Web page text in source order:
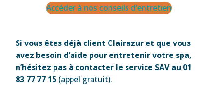
Accéder à nos conseils d’entretien
Si vous êtes déjà client Clairazur et que vous
avez besoin d’aide pour entretenir votre spa,
n’hésitez pas à contacter le service SAV au 01
83 77 77 15 (appel gratuit).